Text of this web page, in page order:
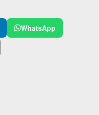
WhatsApp